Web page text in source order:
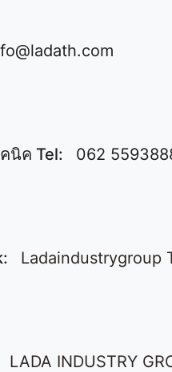
นิค Tel: 062
Ladaindustrygroup
LADA INDUSTRY